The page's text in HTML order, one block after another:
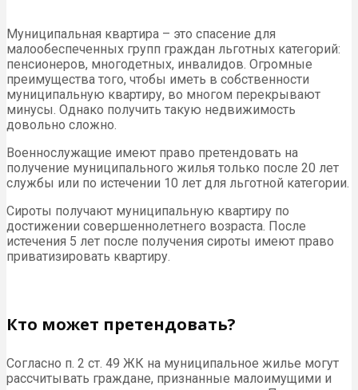
Муниципальная квартира – это спасение для
малообеспеченных групп граждан льготных категорий:
пенсионеров, многодетных, инвалидов. Огромные
преимущества того, чтобы иметь в собственности
муниципальную квартиру, во многом перекрывают
минусы. Однако получить такую недвижимость
довольно сложно.
Военнослужащие имеют право претендовать на
получение муниципального жилья только после 20 лет
службы или по истечении 10 лет для льготной категории.
Сироты получают муниципальную квартиру по
достижении совершеннолетнего возраста. После
истечения 5 лет после получения сироты имеют право
приватизировать квартиру.
Кто может претендовать?
Согласно п. 2 ст. 49 ЖК на муниципальное жилье могут
рассчитывать граждане, признанные малоимущими и